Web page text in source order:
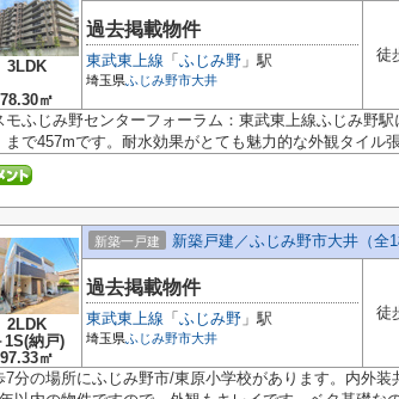
3LDK
78.30㎡
過去掲載物件
東武東上線 「 ふじみ野 」駅
埼玉県ふじみ野市大井
徒
モふじみ野センターフォーラム：東武東上線ふじみ野
まで457mです。耐水効果がとても魅力的な外観タイル
2LDK
1S(納戸)
97.33㎡
新築一戸建 新築戸建／ふじみ野市大井（全1
過去掲載物件
東武東上線 「 ふじみ野 」駅
埼玉県ふじみ野市大井
徒
7分の場所にふじみ野市/東原小学校があります。内外装